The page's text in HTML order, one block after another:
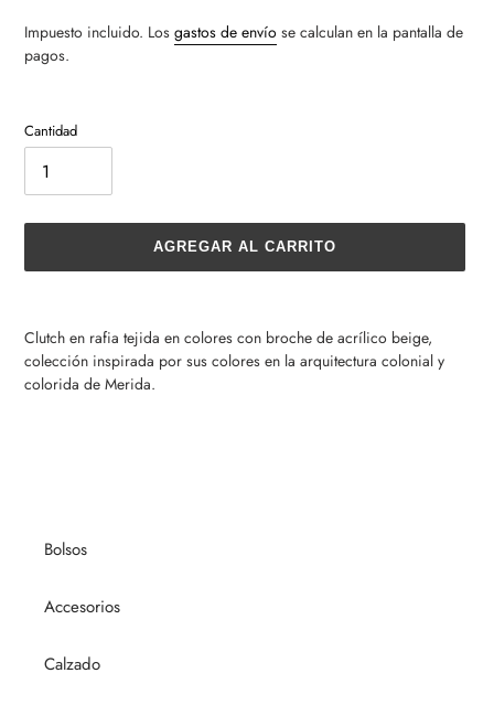
Impuesto incluido. Los gastos de envío se calculan en la pantalla de
pagos.
Cantidad
AGREGAR AL CARRITO
el
producto
a
tu
Clutch en rafia tejida en colores con broche de acrílico beige,
colección inspirada por sus colores en la arquitectura colonial y
colorida de Merida.
Bolsos
Accesorios
Calzado